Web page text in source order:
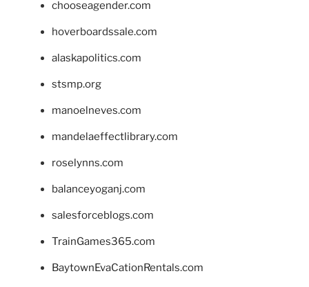
chooseagender.com
hoverboardssale.com
alaskapolitics.com
stsmp.org
manoelneves.com
mandelaeffectlibrary.com
roselynns.com
balanceyoganj.com
salesforceblogs.com
TrainGames365.com
BaytownEvaCationRentals.com